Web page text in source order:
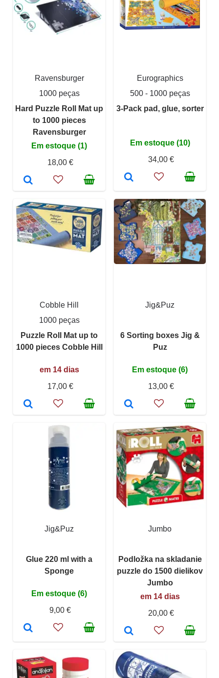
Ravensburger
1000 peças
Hard Puzzle Roll Mat up
to 1000 pieces
Ravensburger
Em estoque (1)
18,00 €
Eurographics
500 - 1000 peças
3-Pack pad, glue, sorter
Em estoque (10)
34,00 €
Cobble Hill
1000 peças
Puzzle Roll Mat up to
1000 pieces Cobble Hill
em 14 dias
17,00 €
Jig&Puz
6 Sorting boxes Jig &
Puz
Em estoque (6)
13,00 €
Jig&Puz
Glue 220 ml with a
Sponge
Em estoque (6)
9,00 €
Jumbo
Podložka na skladanie
puzzle do 1500 dielikov
Jumbo
em 14 dias
20,00 €